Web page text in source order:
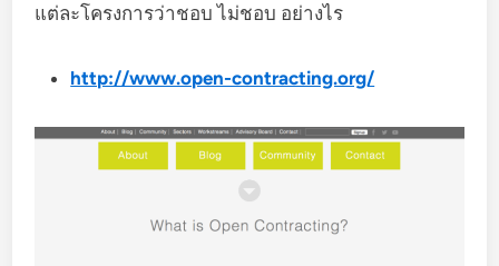
แต่ละโครงการว่าชอบ ไม่ชอบ อย่างไร
http://www.open-contracting.org/